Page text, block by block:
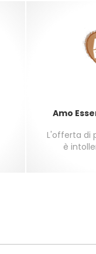
Amo
L'offerta di
è